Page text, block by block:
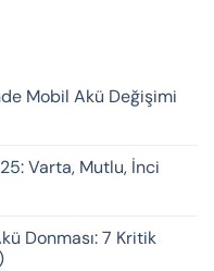
Mobil Akü Değişimi
Varta, Mutlu, İnci
Donması: 7 Kritik